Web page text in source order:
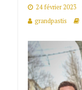
24 février 2023
grandpastis